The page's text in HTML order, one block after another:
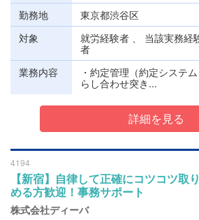
勤務地
東京都渋谷区
対象
就労経験者 、 当該実務経
者
業務内容
・約定管理（約定システ
らし合わせ突き...
詳細を見る
4194
【新宿】自律して正確にコツコツ取
める方歓迎！事務サポート
株式会社ディーバ